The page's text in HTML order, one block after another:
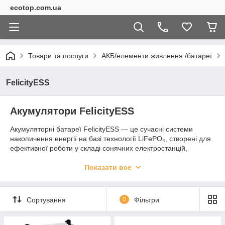
ecotop.com.ua
Товари та послуги АКБ/елементи живлення /батареї
FelicityESS
Акумулятори FelicityESS
Акумуляторні батареї FelicityESS — це сучасні системи
накопичення енергії на базі технології LiFePO₄, створені для
ефективної роботи у складі сонячних електростанцій,
поєднує високу надійність, тривалий ресурс роботи, безпечну
інверторів.
Лінійка FelicityESS включає низьковольтні та високовольтні
промислових енергетичних систем. Акумулятори чудово
Показати все
Сортування 0 Фільтри